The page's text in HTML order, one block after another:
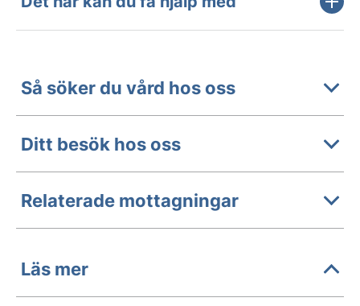
Så söker du vård hos oss
Ditt besök hos oss
Relaterade mottagningar
Läs mer